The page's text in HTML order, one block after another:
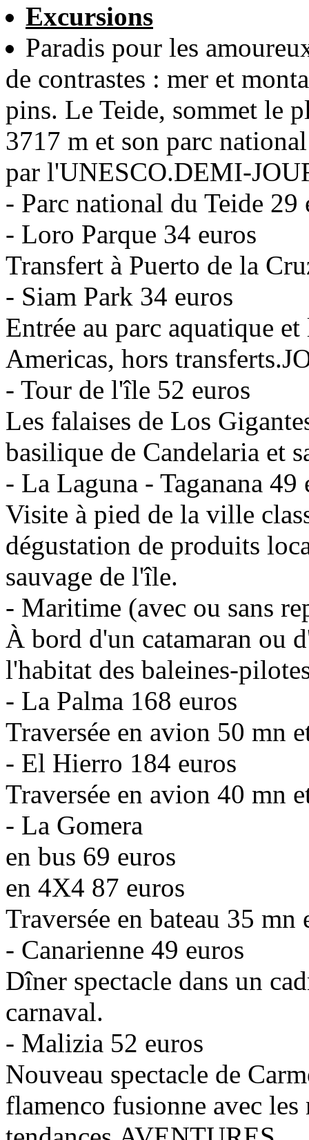
Excursions
Paradis pour les
de contrastes : mer et
pins. Le Teide, sommet le
3717 m et son parc
par l'UNESCO.DEMI-
- Parc national du Teide 29
- Loro Parque 34 euros
Transfert à Puerto de la
- Siam Park 34 euros
Entrée au parc aquatique
Americas, hors
- Tour de l'île 52 euros
Les falaises de Los
basilique de Candelaria et
- La Laguna - Taganana 49
Visite à pied de la ville
dégustation de produits
sauvage de l'île.
- Maritime (avec ou sans
À bord d'un catamaran ou
l'habitat des baleines-
- La Palma 168 euros
Traversée en avion 50 mn
- El Hierro 184 euros
Traversée en avion 40 mn
- La Gomera
en bus 69 euros
en 4X4 87 euros
Traversée en bateau 35
- Canarienne 49 euros
Dîner spectacle dans un
carnaval.
- Malizia 52 euros
Nouveau spectacle de
flamenco fusionne avec les